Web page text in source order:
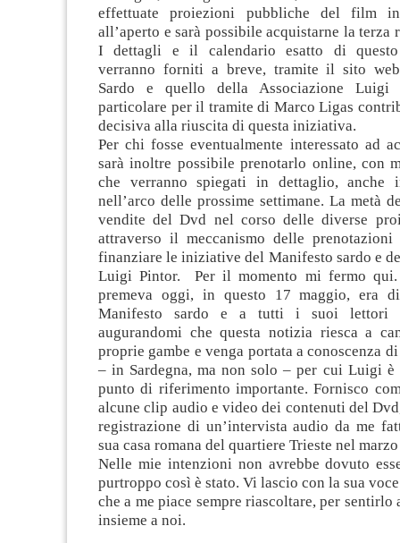
effettuate proiezioni pubbliche del film
all’aperto e sarà possibile acquistarne la terza
I dettagli e il calendario esatto di
verranno forniti a breve, tramite il sito
Sardo e quello della Associazione
particolare per il tramite di Marco Ligas
decisiva alla riuscita di questa iniziativa.
Per chi fosse eventualmente interessato ad
sarà inoltre possibile prenotarlo online, con
che verranno spiegati in dettaglio, anche
nell’arco delle prossime settimane. La metà
vendite del Dvd nel corso delle diverse
attraverso il meccanismo delle
finanziare le iniziative del Manifesto sardo e
Luigi Pintor. Per il momento mi fermo
premeva oggi, in questo 17 maggio, era
Manifesto sardo e a tutti i suoi lettori
augurandomi che questa notizia riesca a
proprie gambe e venga portata a conoscenza
– in Sardegna, ma non solo – per cui Luigi è
punto di riferimento importante. Fornisco
alcune clip audio e video dei contenuti del
registrazione di un’intervista audio da me
sua casa romana del quartiere Trieste nel
Nelle mie intenzioni non avrebbe dovuto
purtroppo così è stato. Vi lascio con la sua
che a me piace sempre riascoltare, per sentirlo
insieme a noi.